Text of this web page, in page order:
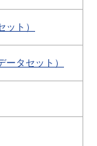
ト）
タセット）